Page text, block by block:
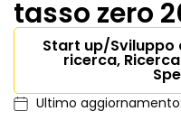
tasso zero
Start up/Sviluppo
ricerca,
Ultimo aggiornamento: